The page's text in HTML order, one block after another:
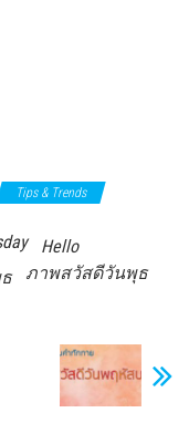
Tips & Trends
Hello
ภาพสวัสดีวันพุธ